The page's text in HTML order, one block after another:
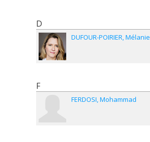
D
DUFOUR-POIRIER Mélanie
F
FERDOSI Mohammad